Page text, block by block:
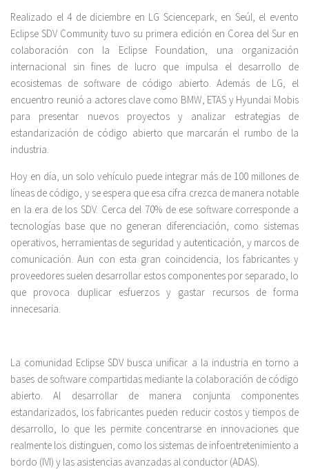
Realizado el 4 de diciembre en LG Sciencepark, en Seúl, el evento
Eclipse SDV Community tuvo su primera edición en Corea del Sur en
colaboración con la Eclipse Foundation, una organización
internacional sin fines de lucro que impulsa el desarrollo de
ecosistemas de software de código abierto. Además de LG, el
encuentro reunió a actores clave como BMW, ETAS y Hyundai Mobis
para presentar nuevos proyectos y analizar estrategias de
estandarización de código abierto que marcarán el rumbo de la
industria.
Hoy en día, un solo vehículo puede integrar más de 100 millones de
líneas de código, y se espera que esa cifra crezca de manera notable
en la era de los SDV. Cerca del 70% de ese software corresponde a
tecnologías base que no generan diferenciación, como sistemas
operativos, herramientas de seguridad y autenticación, y marcos de
comunicación. Aun con esta gran coincidencia, los fabricantes y
proveedores suelen desarrollar estos componentes por separado, lo
que provoca duplicar esfuerzos y gastar recursos de forma
innecesaria.
La comunidad Eclipse SDV busca unificar a la industria en torno a
bases de software compartidas mediante la colaboración de código
abierto. Al desarrollar de manera conjunta componentes
estandarizados, los fabricantes pueden reducir costos y tiempos de
desarrollo, lo que les permite concentrarse en innovaciones que
realmente los distinguen, como los sistemas de infoentretenimiento a
bordo (IVI) y las asistencias avanzadas al conductor (ADAS).